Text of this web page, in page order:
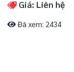
Giá: Liên hệ
Đã xem: 2434